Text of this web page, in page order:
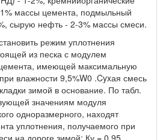
массы цемента, подмыльный
сырую нефть - 2-3% массы смеси.
режим уплотнения
из песка с модулем
имеющей максимальную
влажности 9,5%W0 .Cyxая смесь
зимой в основание. По табл.
значениям модуля
одноразмерного, находят
уплотнения, получаемого при
на дороге зимой: Ку = 0,95.